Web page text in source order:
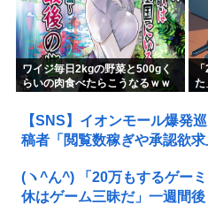
ワイジ毎日2kgの野菜と500gく
らいの肉食べたらこうなるｗｗ
た
【SNS】イオンモール爆発
稿者「閲覧数稼ぎや承認欲求
(ヽ^ん^) 「20万もするゲー
休はゲーム三昧だ」一週間